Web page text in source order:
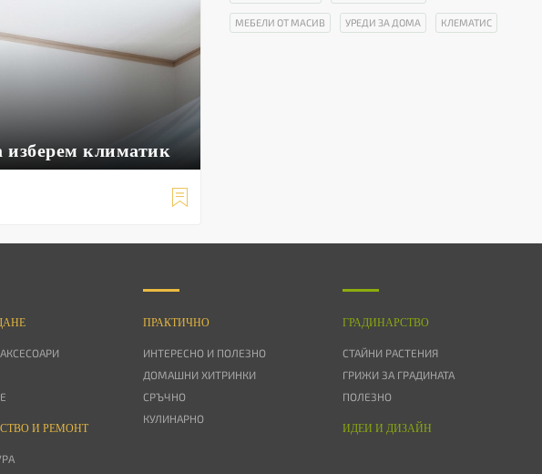
изберем климатик

МЕБЕЛИ ОТ МАСИВ УРЕДИ ЗА ДОМА КЛЕМАТИС
И РЕМОНТ
ПРАКТИЧНО
ИНТЕРЕСНО И ПОЛЕЗНО
ДОМАШНИ ХИТРИНКИ
СРЪЧНО
КУЛИНАРНО
ГРАДИНАРСТВО
СТАЙНИ РАСТЕНИЯ
ГРИЖИ ЗА ГРАДИНАТА
ПОЛЕЗНО
ИДЕИ И ДИЗАЙН